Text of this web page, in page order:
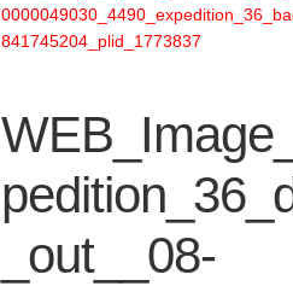
841745204_plid_1773837
_out__08-